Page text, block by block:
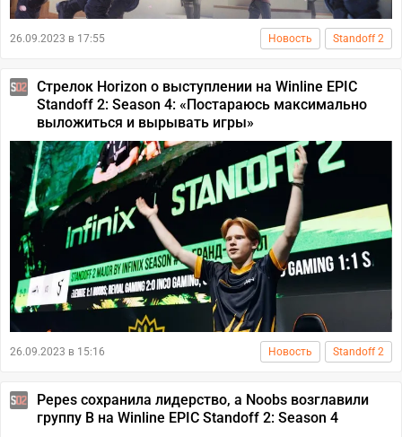
26.09.2023 в 17:55 Новость Standoff 2
Стрелок Horizon о выступлении на Winline EPIC
Standoff 2: Season 4: «Постараюсь максимально
выложиться и вырывать игры»
26.09.2023 в 15:16 Новость Standoff 2
Pepes сохранила лидерство, а Noobs возглавили
группу B на Winline EPIC Standoff 2: Season 4